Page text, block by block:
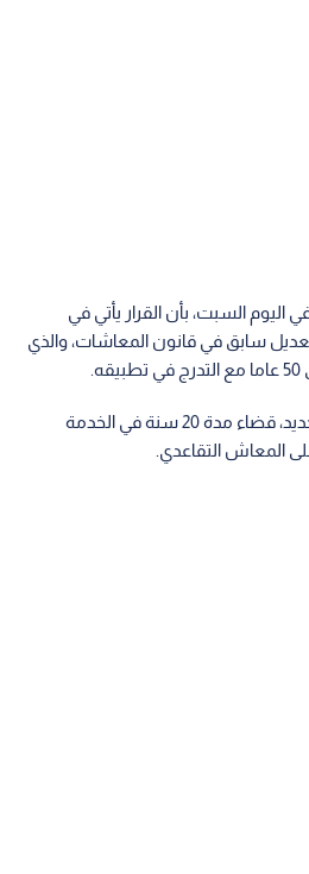
اليوم السبت، بأن القرار يأتي في
سابق في قانون المعاشات، والذي
ويشترط القانون بتعديله الجديد، قضاء مدة 20 سنة في الخدمة
المعاش التقاعدي.